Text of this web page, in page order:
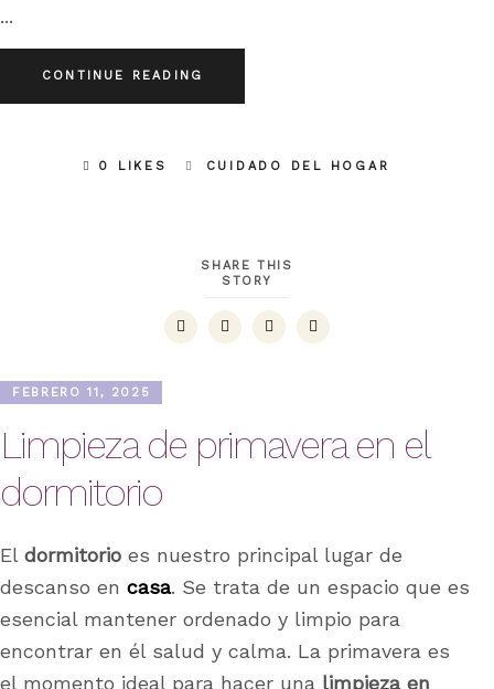
CONTINUE READING
0 LIKES CUIDADO DEL HOGAR
SHARE THIS
STORY
FEBRERO 11, 2025
Limpieza de primavera en el
dormitorio
El dormitorio es nuestro principal lugar de
descanso en casa. Se trata de un espacio que es
esencial mantener ordenado y limpio para
encontrar en él salud y calma. La primavera es
el momento ideal para hacer una limpieza en